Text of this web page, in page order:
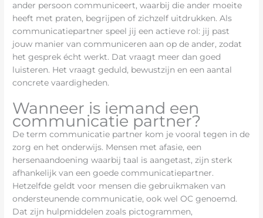
ander persoon communiceert, waarbij die ander moeite
heeft met praten, begrijpen of zichzelf uitdrukken. Als
communicatiepartner speel jij een actieve rol: jij past
jouw manier van communiceren aan op de ander, zodat
het gesprek écht werkt. Dat vraagt meer dan goed
luisteren. Het vraagt geduld, bewustzijn en een aantal
concrete vaardigheden.
Wanneer is iemand een
communicatie partner?
De term communicatie partner kom je vooral tegen in de
zorg en het onderwijs. Mensen met afasie, een
hersenaandoening waarbij taal is aangetast, zijn sterk
afhankelijk van een goede communicatiepartner.
Hetzelfde geldt voor mensen die gebruikmaken van
ondersteunende communicatie, ook wel OC genoemd.
Dat zijn hulpmiddelen zoals pictogrammen,